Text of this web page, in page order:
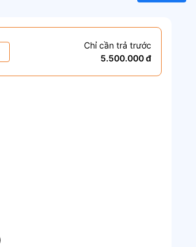
Chỉ cần trả trước
5.500.000 đ